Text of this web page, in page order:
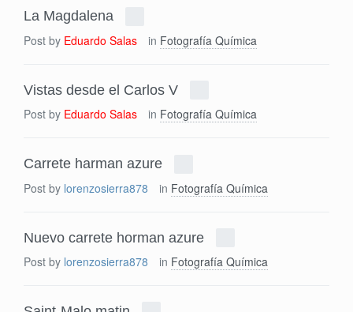
La Magdalena
Post by Eduardo Salas in Fotografía Química
Vistas desde el Carlos V
Post by Eduardo Salas in Fotografía Química
Carrete harman azure
Post by lorenzosierra878 in Fotografía Química
Nuevo carrete horman azure
Post by lorenzosierra878 in Fotografía Química